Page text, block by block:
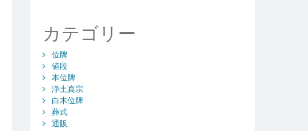
カテゴリー
位牌
値段
本位牌
浄土真宗
白木位牌
葬式
通販